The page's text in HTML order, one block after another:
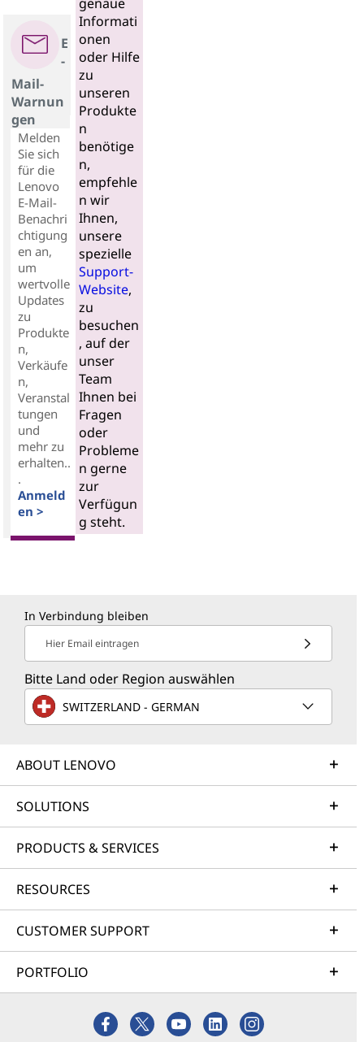
E
-
Mail-
Warnun
gen
Melden
Sie sich
für die
Lenovo
E-Mail-
Benachri
chtigung
en an,
um
wertvolle
Updates
zu
Produkte
n,
Verkäufe
n,
Veranstal
tungen
und
mehr zu
erhalten..
.
Anmeld
en >
genaue
Informati
onen
oder Hilfe
zu
unseren
Produkte
n
benötige
n,
empfehle
n wir
Ihnen,
unsere
spezielle
Support-
Website,
zu
besuchen
, auf der
unser
Team
Ihnen bei
Fragen
oder
Probleme
n gerne
zur
Verfügun
g steht.
In Verbindung bleiben
Hier Email eintragen
Bitte Land oder Region auswählen
SWITZERLAND - GERMAN
ABOUT LENOVO
SOLUTIONS
PRODUCTS & SERVICES
RESOURCES
CUSTOMER SUPPORT
PORTFOLIO